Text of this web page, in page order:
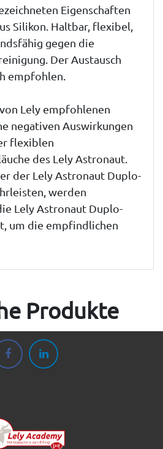
Eigenschaften
Silikon. Haltbar, flexibel,
gegen die
Der Austausch
empfohlen.
Lely empfohlenen
negativen Auswirkungen
flexiblen
des Lely Astronaut.
der Lely Astronaut Duplo-
werden
Lely Astronaut Duplo-
um die empfindlichen
Produkte